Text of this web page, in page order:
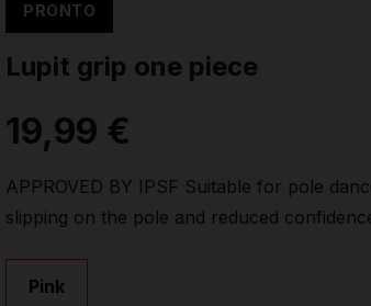
PRONTO
Lupit grip one piece
19,99 €
APPROVED BY IPSF Suitable for pole
slipping on the pole and reduced
Pink